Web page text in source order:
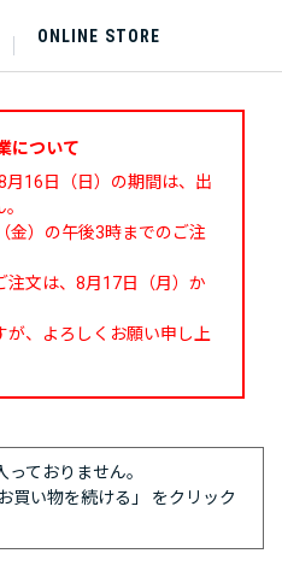
ONLINE STORE
について
16日（日）の期間は、出
金）の午後3時までのご注
注文は、8月17日（月）か
が、よろしくお願い申し上
ておりません。
買い物を続ける」 をクリック